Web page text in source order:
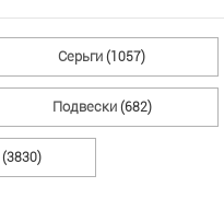
Серьги (1057)
Подвески (682)
(3830)